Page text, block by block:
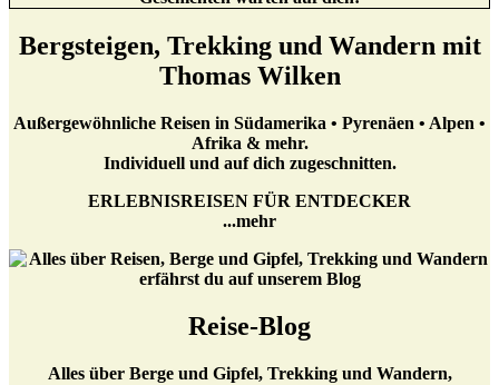
Bergsteigen, Trekking und Wandern mit
Thomas Wilken
Außergewöhnliche Reisen in Südamerika • Pyrenäen • Alpen •
Afrika & mehr.
Individuell und auf dich zugeschnitten.
ERLEBNISREISEN FÜR ENTDECKER
...mehr
Reise-Blog
Alles über Berge und Gipfel, Trekking und Wandern,